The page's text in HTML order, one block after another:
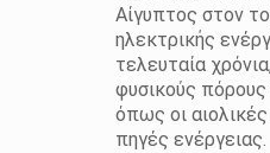
Αίγυπτος στον
ηλεκτρικής
τελευταία
φυσικούς πόρους
όπως οι αιολικές
πηγές ενέργειας.